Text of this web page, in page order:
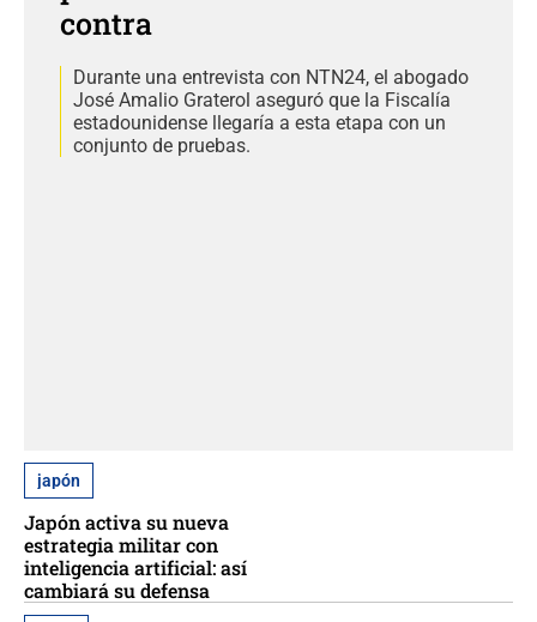
contra
Durante una entrevista con NTN24, el abogado
José Amalio Graterol aseguró que la Fiscalía
estadounidense llegaría a esta etapa con un
conjunto de pruebas.
japón
Japón activa su nueva
estrategia militar con
inteligencia artificial: así
cambiará su defensa